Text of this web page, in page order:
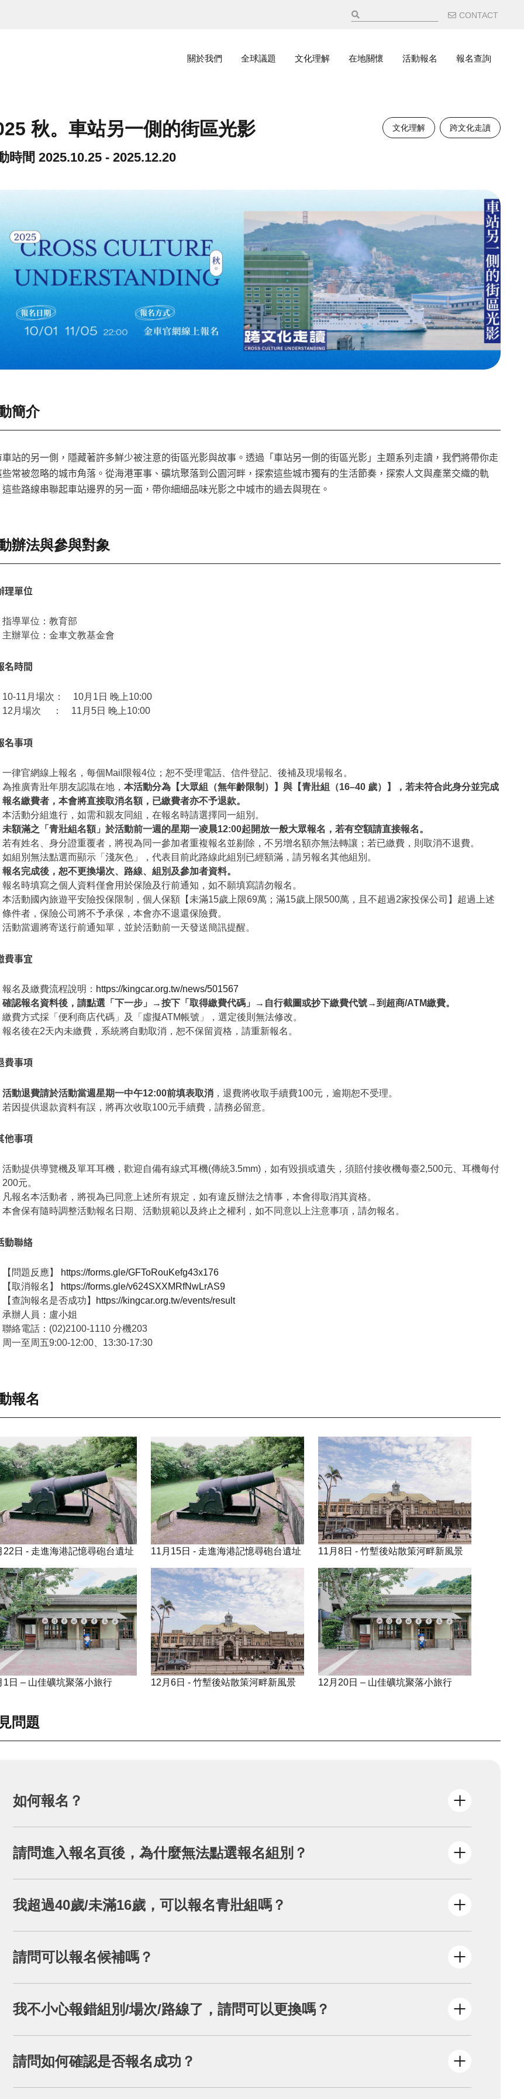
輔助選
CONTACT
主選單
關於我們 全球議題 文化理解 在地關懷 活動報名 報名查詢
秋。車站另一側的街區光影
時間 2025.10.25 - 2025.12.20
文化理解 跨文化走讀
簡介
站的另一側，隱藏著許多鮮少被注意的街區光影與故事。透過「車站另一側的街區光影」主題系列走讀，我們將帶你走
常被忽略的城市角落。從海港軍事、礦坑聚落到公園河畔，探索這些城市獨有的生活節奏，探索人文與產業交織的軌
些路線串聯起車站邊界的另一面，帶你細細品味光影之中城市的過去與現在。
辦法與參與對象
單位
指導單位：教育部
主辦單位：金車文教基金會
時間
10-11月場次： 10月1日 晚上10:00
12月場次 ： 11月5日 晚上10:00
事項
一律官網線上報名，每個Mail限報4位；恕不受理電話、信件登記、後補及現場報名。
為推廣青壯年朋友認識在地， 本活動分為【大眾組（無年齡限制）】與【青壯組（16–40 歲）】，若未符合此身分並完成
報名繳費者，本會將直接取消名額，已繳費者亦不予退款。
本活動分組進行，如需和親友同組，在報名時請選擇同一組別。
未額滿之「青壯組名額」於活動前一週的星期一凌晨12:00起開放一般大眾報名，若有空額請直接報名。
若有姓名、身分證重覆者，將視為同一參加者重複報名並剔除，不另增名額亦無法轉讓；若已繳費，則取消不退費。
如組別無法點選而顯示「淺灰色」，代表目前此路線此組別已經額滿，請另報名其他組別。
報名完成後，恕不更換場次、路線、組別及參加者資料。
報名時填寫之個人資料僅會用於保險及行前通知，如不願填寫請勿報名。
本活動國內旅遊平安險投保限制，個人保額【未滿15歲上限69萬；滿15歲上限500萬，且不超過2家投保公司】超過上述
條件者，保險公司將不予承保，本會亦不退還保險費。
活動當週將寄送行前通知單，並於活動前一天發送簡訊提醒。
事宜
報名及繳費流程說明： https://kingcar.org.tw/news/501567
確認報名資料後，請點選「下一步」→按下「取得繳費代碼」→自行截圖或抄下繳費代號→到超商/ATM繳費。
繳費方式採「便利商店代碼」及「虛擬ATM帳號」，選定後則無法修改。
報名後在2天內未繳費，系統將自動取消，恕不保留資格，請重新報名。
事項
活動退費請於活動當週星期一中午12:00前填表取消 ，退費將收取手續費100元，逾期恕不受理。
若因提供退款資料有誤，將再次收取100元手續費，請務必留意。
事項
活動提供導覽機及單耳耳機，歡迎自備有線式耳機(傳統3.5mm)，如有毀損或遺失，須賠付接收機每臺2,500元、耳機每付
200元。
凡報名本活動者，將視為已同意上述所有規定，如有違反辦法之情事，本會得取消其資格。
本會保有隨時調整活動報名日期、活動規範以及終止之權利，如不同意以上注意事項，請勿報名。
聯絡
【問題反應】
https://forms.gle/GFToRouKefg43x176
【取消報名】
https://forms.gle/v624SXXMRfNwLrAS9
【查詢報名是否成功】
https://kingcar.org.tw/events/result
承辦人員：盧小姐
聯絡電話：(02)2100-1110 分機203
周一至周五9:00-12:00、13:30-17:30
報名
22日 - 走進海港記憶尋砲台遺址 11月15日 - 走進海港記憶尋砲台遺址 11月8日 - 竹塹後站散策河畔新風景
1日 – 山佳礦坑聚落小旅行 12月6日 - 竹塹後站散策河畔新風景 12月20日 – 山佳礦坑聚落小旅行
問題
如何報名？
ATM繳費，完成繳費者，系統才會保留名額。
請問進入報名頁後，為什麼無法點選報名組別？
我超過40歲/未滿16歲，可以報名青壯組嗎？
予退款，敬請確認後再報名。
請問可以報名候補嗎？
本活動一律採官網報名，每個Mail限報4位；恕不受理電話、信件登記、候補及現場報名。
我不小心報錯組別/場次/路線了，請問可以更換嗎？
請問如何確認是否報名成功？